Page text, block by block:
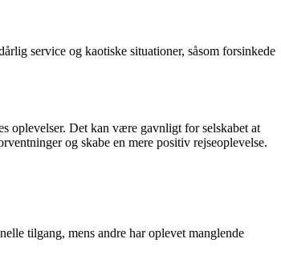
service og kaotiske situationer, såsom forsinkede
oplevelser. Det kan være gavnligt for selskabet at
og skabe en mere positiv rejseoplevelse.
tilgang, mens andre har oplevet manglende